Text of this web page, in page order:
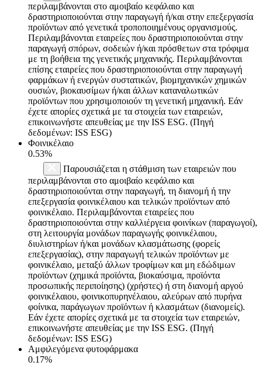
περιλαμβάνονται στο αμοιβαίο κεφάλαιο και
δραστηριοποιούνται στην παραγωγή ή/και στην επεξεργασία
προϊόντων από γενετικά τροποποιημένους οργανισμούς.
Περιλαμβάνονται εταιρείες που δραστηριοποιούνται στην
παραγωγή σπόρων, σοδειών ή/και πρόσθετων στα τρόφιμα
με τη βοήθεια της γενετικής μηχανικής. Περιλαμβάνονται
επίσης εταιρείες που δραστηριοποιούνται στην παραγωγή
φαρμάκων ή ενεργών συστατικών, βιομηχανικών χημικών
ουσιών, βιοκαυσίμων ή/και άλλων καταναλωτικών
προϊόντων που χρησιμοποιούν τη γενετική μηχανική. Εάν
έχετε απορίες σχετικά με τα στοιχεία των εταιρειών,
επικοινωνήστε απευθείας με την ISS ESG. (Πηγή
δεδομένων: ISS ESG)
Φοινικέλαιο
0.53%
Παρουσιάζεται η στάθμιση των εταιρειών που
περιλαμβάνονται στο αμοιβαίο κεφάλαιο και
δραστηριοποιούνται στην παραγωγή, τη διανομή ή την
επεξεργασία φοινικέλαιου και τελικών προϊόντων από
φοινικέλαιο. Περιλαμβάνονται εταιρείες που
δραστηριοποιούνται στην καλλιέργεια φοινίκων (παραγωγοί),
στη λειτουργία μονάδων παραγωγής φοινικέλαιου,
διυλιστηρίων ή/και μονάδων κλασμάτωσης (φορείς
επεξεργασίας), στην παραγωγή τελικών προϊόντων με
φοινικέλαιο, μεταξύ άλλων τροφίμων και μη εδώδιμων
προϊόντων (χημικά προϊόντα, βιοκαύσιμα, προϊόντα
προσωπικής περιποίησης) (χρήστες) ή στη διανομή αργού
φοινικέλαιου, φοινικοπυρηνέλαιου, αλεύρων από πυρήνα
φοίνικα, παράγωγων προϊόντων ή κλασμάτων (διανομείς).
Εάν έχετε απορίες σχετικά με τα στοιχεία των εταιρειών,
επικοινωνήστε απευθείας με την ISS ESG. (Πηγή
δεδομένων: ISS ESG)
Αμφιλεγόμενα φυτοφάρμακα
0.17%